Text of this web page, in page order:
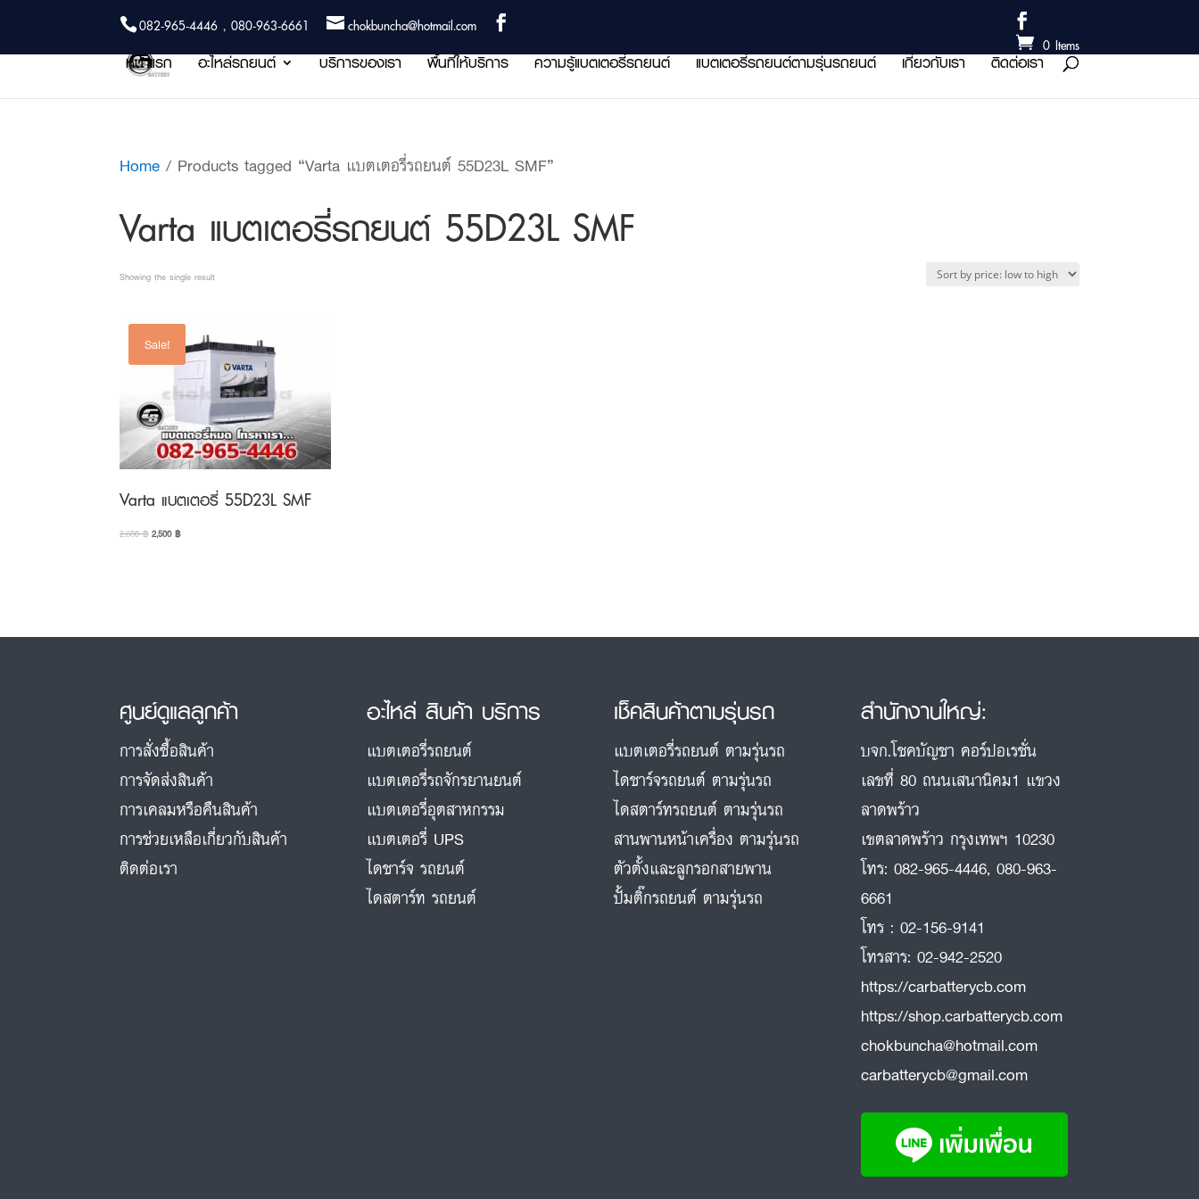
082-965-4446 , 080-963-6661
chokbuncha@hotmail.com
0 Items
หน้าแรก อะไหล่รถยนต์ บริการของเรา พื้นที่ให้บริการ ความรู้แบตเตอรี่รถยนต์ แบตเตอรี่รถยนต์ตามรุ่นรถยนต์ เกี่ยวกับเรา ติดต่อเรา
Home / Products tagged “Varta แบตเตอรี่รถยนต์ 55D23L SMF”
Varta แบตเตอรี่รถยนต์ 55D23L SMF
Showing the single result
Sale!
Varta แบตเตอรี่ 55D23L SMF
2,600฿Original
2,500฿Current
ศูนย์ดูแลลูกค้า
การสั่งซื้อสินค้า
การจัดส่งสินค้า
การเคลมหรือคืนสินค้า
การช่วยเหลือเกี่ยวกับสินค้า
ติดต่อเรา
อะไหล่ สินค้า บริการ
แบตเตอรี่รถยนต์
แบตเตอรี่รถจักรยานยนต์
แบตเตอรี่อุตสาหกรรม
แบตเตอรี่ UPS
ไดชาร์จ รถยนต์
ไดสตาร์ท รถยนต์
เช็คสินค้าตามรุ่นรถ
แบตเตอรี่รถยนต์ ตามรุ่นรถ
ไดชาร์จรถยนต์ ตามรุ่นรถ
ไดสตาร์ทรถยนต์ ตามรุ่นรถ
สานพานหน้าเครื่อง ตามรุ่นรถ
ตัวตั้งและลูกรอกสายพาน
ปั้มติ๊กรถยนต์ ตามรุ่นรถ
สำนักงานใหญ่:
บจก.โชคบัญชา คอร์ปอเรชั่น
เลขที่ 80 ถนนเสนานิคม1 แขวง
ลาดพร้าว
เขตลาดพร้าว กรุงเทพฯ 10230
โทร: 082-965-4446, 080-963-
6661
โทร : 02-156-9141
โทรสาร: 02-942-2520
https://carbatterycb.com
https://shop.carbatterycb.com
chokbuncha@hotmail.com
carbatterycb@gmail.com